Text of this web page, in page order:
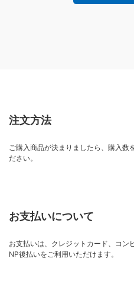
注文方法
ご購入商品が決まりましたら、購入数
ださい。
お支払いについて
お支払いは、クレジットカード、コン
NP後払いをご利用いただけます。